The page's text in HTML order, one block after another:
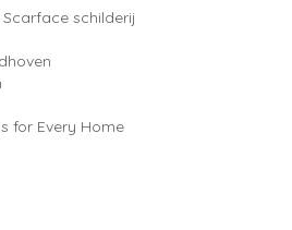
schilderij
for Every Home